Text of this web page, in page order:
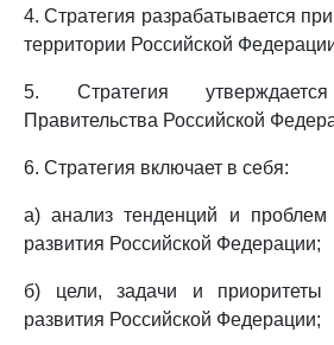
4. Стратегия разрабатывается
территории Российской
5. Стратегия
Правительства Российской
6. Стратегия включает в себя:
а) анализ тенденций и проблем
развития Российской Федерации;
б) цели, задачи и приоритеты
развития Российской Федерации;